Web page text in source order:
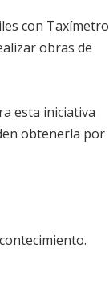
con Taxímetro
obras de
esta iniciativa
obtenerla por